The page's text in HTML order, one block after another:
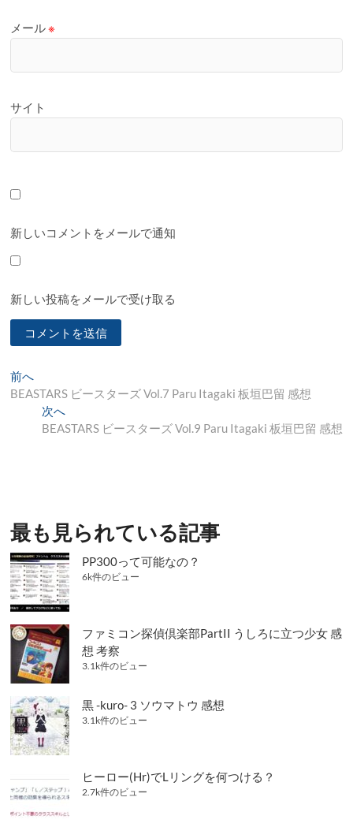
メール※
サイト
新しいコメントをメールで通知
新しい投稿をメールで受け取る
投
稿
シ
ョ
ン
前へ
去
の
投
BEASTARS ビースターズ Vol.7 Paru Itagaki 板垣巴留 感想
次へ次
の
BEASTARS ビースターズ Vol.9 Paru Itagaki 板垣巴留 感想
最も見られている記事
PP300って可能なの？
6k件のビュー
ファミコン探偵倶楽部PartII うしろに立つ少女 感
想 考察
3.1k件のビュー
黒 -kuro- 3 ソウマトウ 感想
3.1k件のビュー
ヒーロー(Hr)でLリングを何つける？
2.7k件のビュー